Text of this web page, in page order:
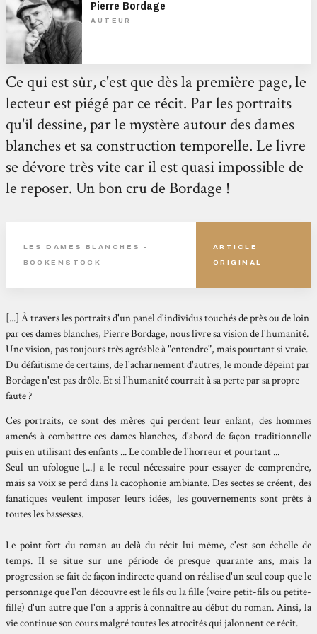
Pierre Bordage
AUTEUR
Ce qui est sûr, c'est que dès la première page, le
lecteur est piégé par ce récit. Par les portraits
qu'il dessine, par le mystère autour des dames
blanches et sa construction temporelle. Le livre
se dévore très vite car il est quasi impossible de
le reposer. Un bon cru de Bordage !
LES DAMES BLANCHES -
BOOKENSTOCK
ARTICLE
ORIGINAL
[...] À travers les portraits d'un panel d'individus touchés de près ou de loin
par ces dames blanches, Pierre Bordage, nous livre sa vision de l'humanité.
Une vision, pas toujours très agréable à "entendre", mais pourtant si vraie.
Du défaitisme de certains, de l'acharnement d'autres, le monde dépeint par
Bordage n'est pas drôle. Et si l'humanité courrait à sa perte par sa propre
faute ?
Ces portraits, ce sont des mères qui perdent leur enfant, des hommes
amenés à combattre ces dames blanches, d'abord de façon traditionnelle
puis en utilisant des enfants ... Le comble de l'horreur et pourtant ...
Seul un ufologue [...] a le recul nécessaire pour essayer de comprendre,
mais sa voix se perd dans la cacophonie ambiante. Des sectes se créent, des
fanatiques veulent imposer leurs idées, les gouvernements sont prêts à
toutes les bassesses.
Le point fort du roman au delà du récit lui-même, c'est son échelle de
temps. Il se situe sur une période de presque quarante ans, mais la
progression se fait de façon indirecte quand on réalise d'un seul coup que le
personnage que l'on découvre est le fils ou la fille (voire petit-fils ou petite-
fille) d'un autre que l'on a appris à connaître au début du roman. Ainsi, la
vie continue son cours malgré toutes les atrocités qui jalonnent ce récit.